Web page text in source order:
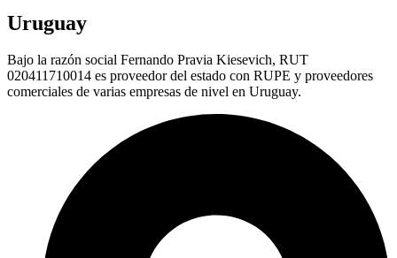
Uruguay
Bajo la razón social Fernando Pravia Kiesevich, RUT
020411710014 es proveedor del estado con RUPE y proveedores
comerciales de varias empresas de nivel en Uruguay.